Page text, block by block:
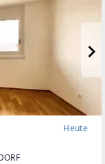
Heute